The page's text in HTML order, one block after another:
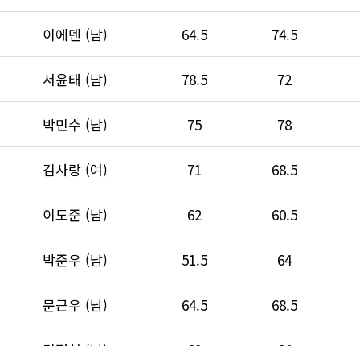
이에덴 (남) 64.5 74.5
서윤태 (남) 78.5 72
박민수 (남) 75 78
김사랑 (여) 71 68.5
이도준 (남) 62 60.5
박준우 (남) 51.5 64
문근우 (남) 64.5 68.5